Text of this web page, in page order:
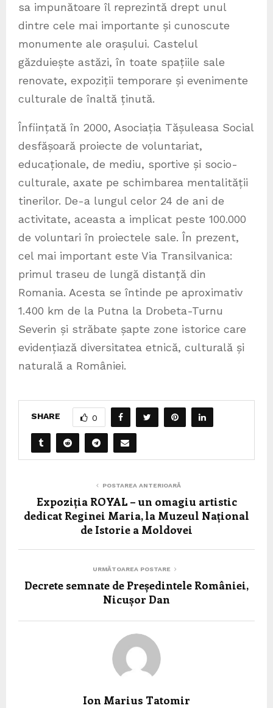
sa impunătoare îl reprezintă drept unul
dintre cele mai importante și cunoscute
monumente ale orașului. Castelul
găzduiește astăzi, în toate spațiile sale
renovate, expoziții temporare și evenimente
culturale de înaltă ținută.
Înființată în 2000, Asociația Tășuleasa Social
desfășoară proiecte de voluntariat,
educaționale, de mediu, sportive și socio-
culturale, axate pe schimbarea mentalității
tinerilor. De-a lungul celor 24 de ani de
activitate, aceasta a implicat peste 100.000
de voluntari în proiectele sale. În prezent,
cel mai important este Via Transilvanica:
primul traseu de lungă distanță din
Romania. Acesta se întinde pe aproximativ
1.400 km de la Putna la Drobeta-Turnu
Severin și străbate șapte zone istorice care
evidențiază diversitatea etnică, culturală și
naturală a României.
SHARE 0
POSTAREA ANTERIOARĂ
Expoziția ROYAL – un omagiu artistic
dedicat Reginei Maria, la Muzeul Național
de Istorie a Moldovei
URMĂTOAREA POSTARE
Decrete semnate de Președintele României,
Nicușor Dan
Ion Marius Tatomir